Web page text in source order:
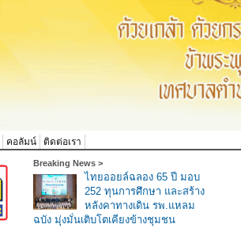
คอลัมน์ ติดต่อเรา
Breaking News >
ไทยออยล์ฉลอง 65 ปี มอบ
252 ทุนการศึกษา และสร้าง
หลังคาทางเดิน รพ.แหลม
ฉบัง มุ่งมั่นเติบโตเคียงข้างชุมชน